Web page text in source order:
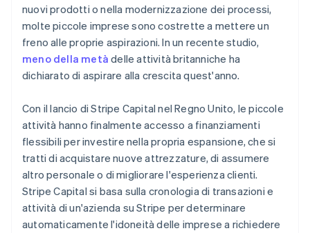
nuovi prodotti o nella modernizzazione dei processi,
molte piccole imprese sono costrette a mettere un
freno alle proprie aspirazioni. In un recente studio,
meno della metà delle attività britanniche ha
dichiarato di aspirare alla crescita quest'anno.
Con il lancio di Stripe Capital nel Regno Unito, le piccole
attività hanno finalmente accesso a finanziamenti
flessibili per investire nella propria espansione, che si
tratti di acquistare nuove attrezzature, di assumere
altro personale o di migliorare l'esperienza clienti.
Stripe Capital si basa sulla cronologia di transazioni e
attività di un'azienda su Stripe per determinare
automaticamente l'idoneità delle imprese a richiedere